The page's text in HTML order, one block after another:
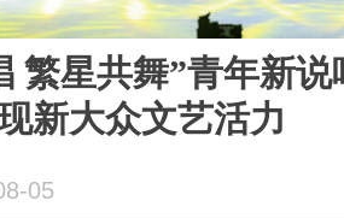
繁星共舞”青年新说
新大众文艺活力
05